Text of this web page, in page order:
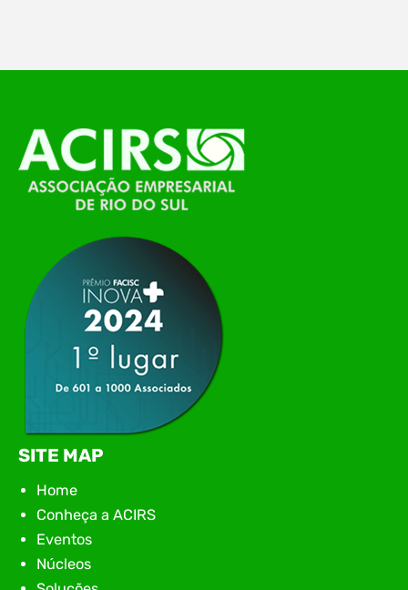
O Polo ACATE-ACIRS, por meio do NIAVI – Núcleo
de Tecnologia da Informação do Alto Vale do
Itajaí, realizou, no dia 21 de julho, o evento
Conexão Tech NIAVI, reunindo empresas de
tecnologia da região para uma noite de
apresentação de novas iniciativas para o setor. O
encontro aconteceu em Rio…
SITE MAP
Home
Conheça a ACIRS
Eventos
Núcleos